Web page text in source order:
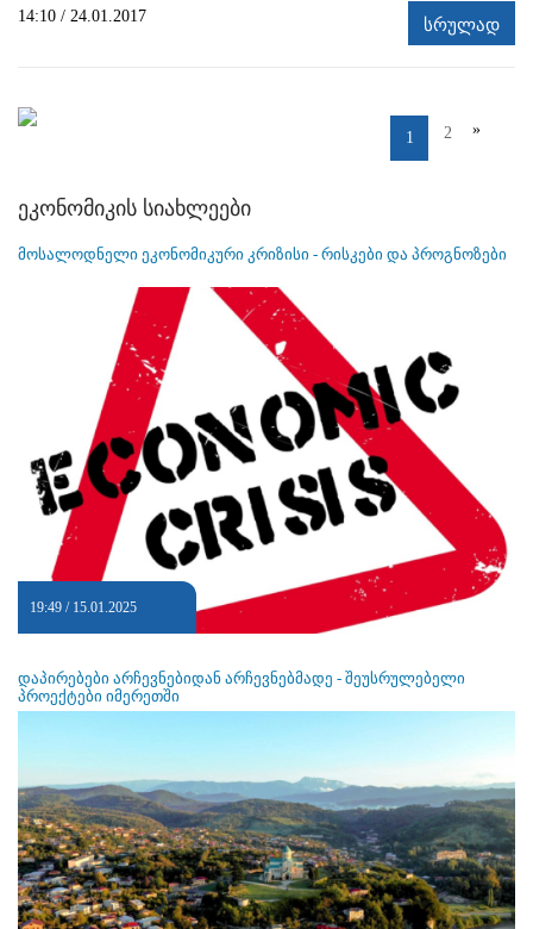
14:10 / 24.01.2017 სრულად
1 2 »
ეკონომიკის სიახლეები
მოსალოდნელი ეკონომიკური კრიზისი - რისკები და პროგნოზები
19:49 / 15.01.2025
დაპირებები არჩევნებიდან არჩევნებმადე - შეუსრულებელი
პროექტები იმერეთში